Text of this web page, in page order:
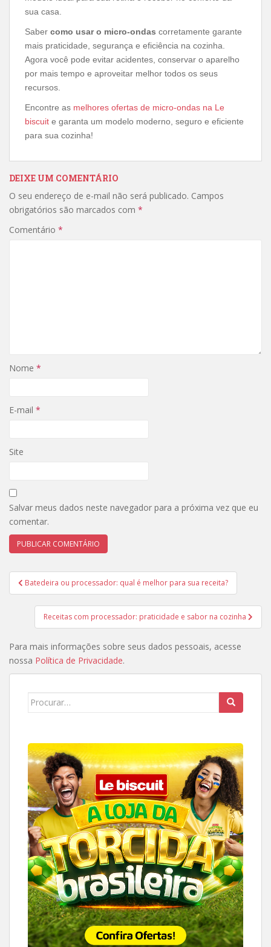
sua casa.
Saber como usar o micro-ondas corretamente garante
mais praticidade, segurança e eficiência na cozinha.
Agora você pode evitar acidentes, conservar o aparelho
por mais tempo e aproveitar melhor todos os seus
recursos.
Encontre as melhores ofertas de micro-ondas na Le
biscuit e garanta um modelo moderno, seguro e eficiente
para sua cozinha!
DEIXE UM COMENTÁRIO
O seu endereço de e-mail não será publicado. Campos
obrigatórios são marcados com *
Comentário *
Nome *
E-mail *
Site
Salvar meus dados neste navegador para a próxima vez que eu
comentar.
Navegação
de
Post
Batedeira ou processador: qual é melhor para sua receita?
Receitas com processador: praticidade e sabor na cozinha
Para mais informações sobre seus dados pessoais, acesse
nossa Política de Privacidade.
Search